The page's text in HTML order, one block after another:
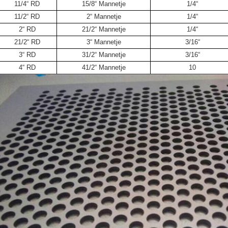
11/4“ RD 15/8“ Mannetje
1/4“
11/2“ RD
2“ Mannetje
1/4“
2“ RD
21/2“ Mannetje
1/4“
21/2“ RD
3“ Mannetje
3/16“
3“ RD
31/2“ Mannetje
3/16“
4“ RD
41/2“ Mannetje 10